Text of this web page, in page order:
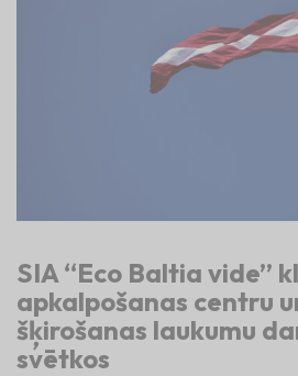
SIA “Eco Baltia vide”
apkalpošanas centru
šķirošanas laukumu
svētkos